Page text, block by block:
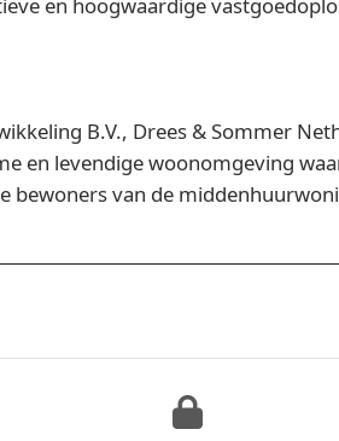
B.V., Drees & Sommer
en levendige woonomgeving
bewoners van de